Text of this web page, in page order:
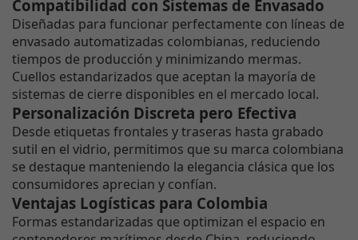
Compatibilidad con Sistemas de Envasado
Diseñadas para funcionar perfectamente con líneas de
envasado automatizadas colombianas, reduciendo
tiempos de producción y minimizando mermas.
Cuellos estandarizados que aceptan la mayoría de
sistemas de cierre disponibles en el mercado local.
Personalización Discreta pero Efectiva
Desde etiquetas frontales y traseras hasta grabado
sutil en el vidrio, permitimos que su marca colombiana
se destaque manteniendo la elegancia clásica que los
consumidores aprecian y confían.
Ventajas Logísticas para Colombia
Formas estandarizadas que optimizan el espacio en